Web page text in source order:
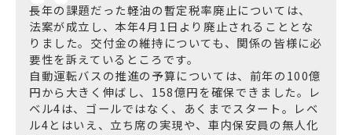
長年の課題だった軽油の暫定税率廃止については、
法案が成立し、本年4月1日より廃止されることとな
りました。交付金の維持についても、関係の皆様に必
要性を訴えているところです。
自動運転バスの推進の予算については、前年の100億
円から大きく伸ばし、158億円を確保できました。レ
ベル4は、ゴールではなく、あくまでスタート。レベ
ル4とはいえ、立ち席の実現や、車内保安員の無人化